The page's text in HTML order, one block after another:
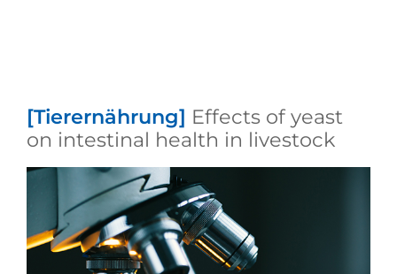
[Tierernährung] Effects of yeast
on intestinal health in livestock